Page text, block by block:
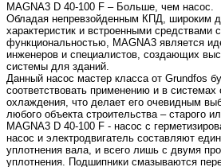
MAGNA3 D 40-100 F – Больше, чем насос.
Обладая непревзойденным КПД, широким
характеристик и встроенными средствами
функциональностью, MAGNA3 является
инженеров и специалистов, создающих
системы для зданий.
Данный насос мастер класса от Grundfos
соответствовать применению и в системах
охлаждения, что делает его очевидным
любого объекта строительства – старого
MAGNA3 D 40-100 F - насос с
насос и электродвигатель составляют
уплотнения вала, и всего лишь с двумя
уплотнения. Подшипники смазываются